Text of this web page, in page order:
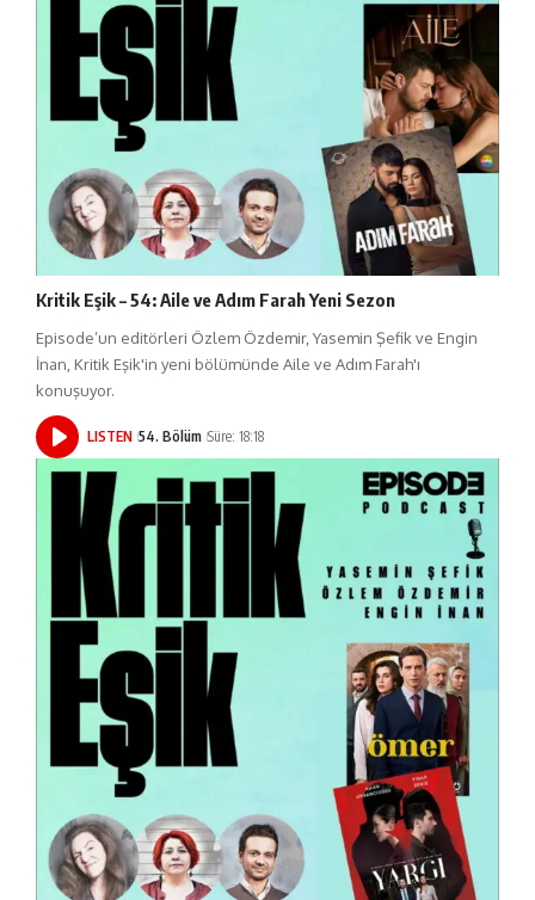
Kritik Eşik – 54: Aile ve Adım Farah Yeni Sezon
Episode’un editörleri Özlem Özdemir, Yasemin Şefik ve Engin
İnan, Kritik Eşik'in yeni bölümünde Aile ve Adım Farah'ı
konuşuyor.
LISTEN 54. Bölüm Süre: 18:18